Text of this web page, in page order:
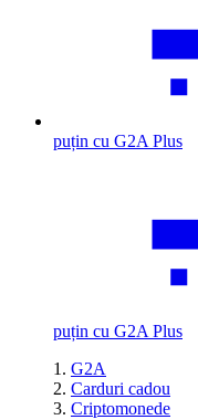
puțin cu G2A Plus
puțin cu G2A Plus
G2A
Carduri cadou
Criptomonede